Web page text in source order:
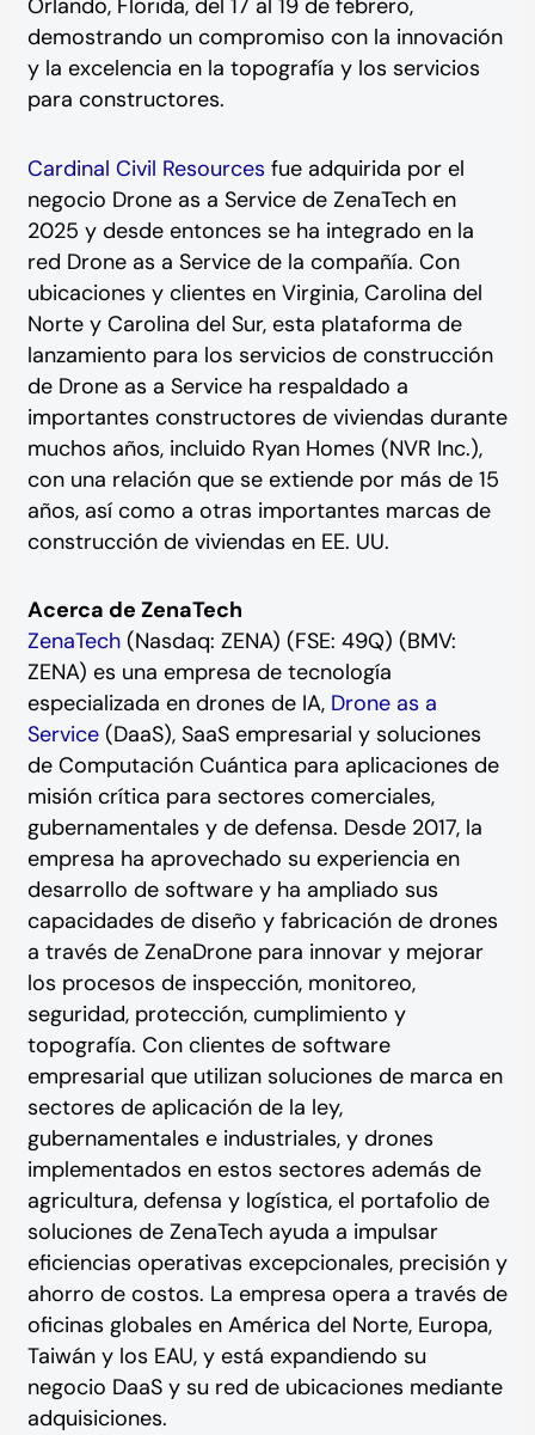
Orlando, Florida, del 17 al 19 de febrero,
demostrando un compromiso con la innovación
y la excelencia en la topografía y los servicios
para constructores.
Cardinal Civil Resources fue adquirida por el
negocio Drone as a Service de ZenaTech en
2025 y desde entonces se ha integrado en la
red Drone as a Service de la compañía. Con
ubicaciones y clientes en Virginia, Carolina del
Norte y Carolina del Sur, esta plataforma de
lanzamiento para los servicios de construcción
de Drone as a Service ha respaldado a
importantes constructores de viviendas durante
muchos años, incluido Ryan Homes (NVR Inc.),
con una relación que se extiende por más de 15
años, así como a otras importantes marcas de
construcción de viviendas en EE. UU.
Acerca de ZenaTech
ZenaTech(Nasdaq: ZENA) (FSE: 49Q) (BMV:
ZENA) es una empresa de tecnología
especializada en drones de IA, Drone as a
Service(DaaS), SaaS empresarial y soluciones
de Computación Cuántica para aplicaciones de
misión crítica para sectores comerciales,
gubernamentales y de defensa. Desde 2017, la
empresa ha aprovechado su experiencia en
desarrollo de software y ha ampliado sus
capacidades de diseño y fabricación de drones
a través de ZenaDrone para innovar y mejorar
los procesos de inspección, monitoreo,
seguridad, protección, cumplimiento y
topografía. Con clientes de software
empresarial que utilizan soluciones de marca en
sectores de aplicación de la ley,
gubernamentales e industriales, y drones
implementados en estos sectores además de
agricultura, defensa y logística, el portafolio de
soluciones de ZenaTech ayuda a impulsar
eficiencias operativas excepcionales, precisión y
ahorro de costos. La empresa opera a través de
oficinas globales en América del Norte, Europa,
Taiwán y los EAU, y está expandiendo su
negocio DaaS y su red de ubicaciones mediante
adquisiciones.